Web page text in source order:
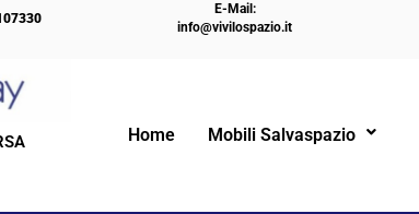
E-Mail:
info@vivilospazio.it
Home Mobili Salvaspazio
BLOG!